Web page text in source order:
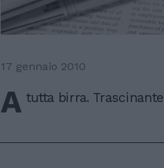
17 gennaio 2010
A tutta birra.